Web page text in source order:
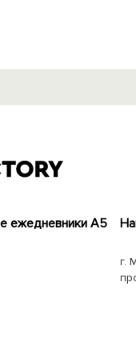
ежедневники А5
г.